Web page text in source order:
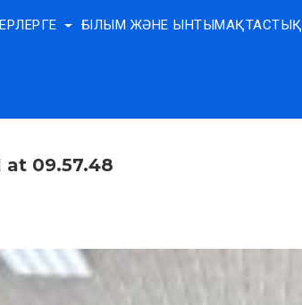
ҒЫЛЫМ ЖӘНЕ ЫНТЫМАҚТАСТЫҚ
at 09.57.48